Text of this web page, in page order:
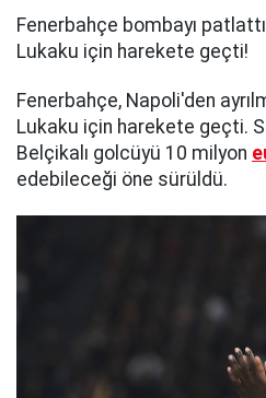
Fenerbahçe bombayı
Lukaku için harekete geçti!
Fenerbahçe, Napoli'den
Lukaku için harekete geçti.
Belçikalı golcüyü 10 milyon
edebileceği öne sürüldü.